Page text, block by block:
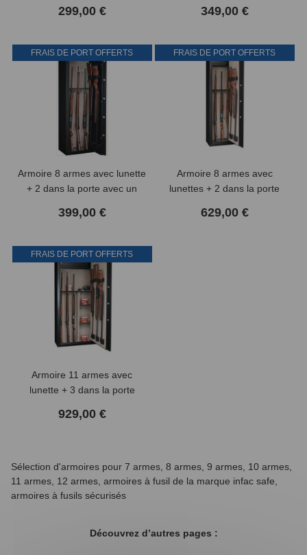
299,00 € 349,00 €
FRAIS DE PORT OFFERTS
Armoire 8 armes avec lunette
+ 2 dans la porte avec un
399,00 €
FRAIS DE PORT OFFERTS
Armoire 8 armes avec
lunettes + 2 dans la porte
INFAC SAFE
629,00 €
FRAIS DE PORT OFFERTS
Armoire 11 armes avec
lunette + 3 dans la porte
INFAC SAFE
929,00 €
Sélection d'armoires pour 7 armes, 8 armes, 9 armes, 10 armes,
11 armes, 12 armes, armoires à fusil de la marque infac safe,
armoires à fusils sécurisés
Découvrez d’autres pages :